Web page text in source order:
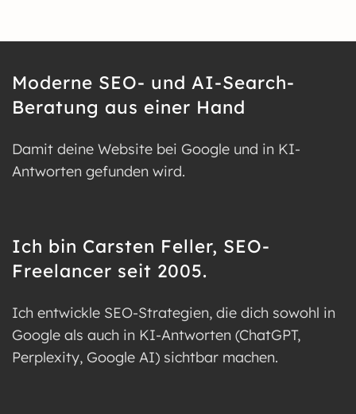
Moderne SEO- und AI-Search-
Beratung aus einer Hand
Damit deine Website bei Google und in KI-
Antworten gefunden wird.
Ich bin Carsten Feller, SEO-
Freelancer seit 2005.
Ich entwickle SEO-Strategien, die dich sowohl in
Google als auch in KI-Antworten (ChatGPT,
Perplexity, Google AI) sichtbar machen.